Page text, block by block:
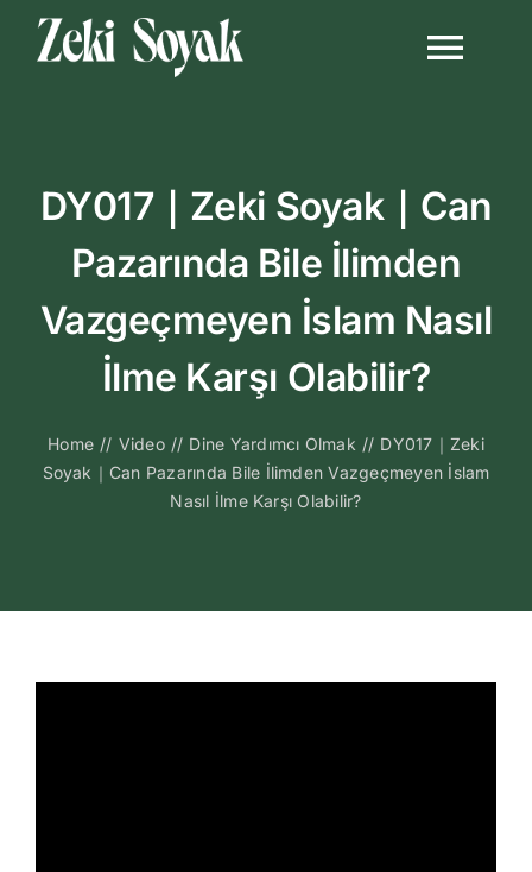
Biyografi
Kitapları
Video
Sesli
DY017｜Zeki Soyak｜Can
Pazarında Bile İlimden
Vazgeçmeyen İslam Nasıl
İlme Karşı Olabilir?
Home // Video // Dine Yardımcı Olmak // DY017｜Zeki
Soyak｜Can Pazarında Bile İlimden Vazgeçmeyen İslam
Nasıl İlme Karşı Olabilir?